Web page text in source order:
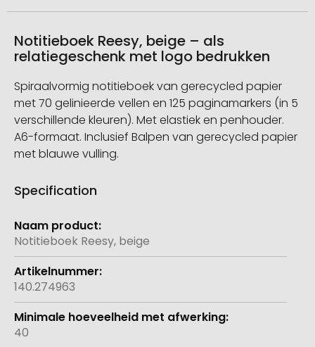
Notitieboek Reesy, beige – als
relatiegeschenk met logo bedrukken
Spiraalvormig notitieboek van gerecycled papier
met 70 gelinieerde vellen en 125 paginamarkers (in 5
verschillende kleuren). Met elastiek en penhouder.
A6-formaat. Inclusief Balpen van gerecycled papier
met blauwe vulling.
Specification
Meer
informatie
Notitieboek Reesy, beige
140.274963
40